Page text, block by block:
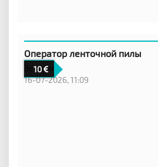
10
Оператор ленточной пилы
Эстония
16-07-2026, 11:09